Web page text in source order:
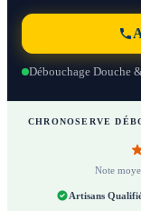
Débouchage Douche
CHRONOSERVE
Note
Artisans